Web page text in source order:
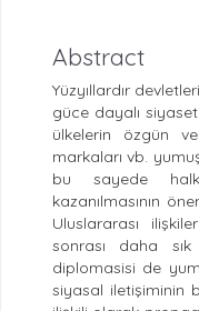
Abstract
Yüzyıllardır
güce dayalı
ülkelerin özgün
markaları vb.
bu sayede
kazanılmasının
Uluslararası
sonrası daha
diplomasisi de
siyasal iletişiminin